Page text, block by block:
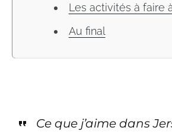
Les activités à faire
Au final
Ce que j’aime dans